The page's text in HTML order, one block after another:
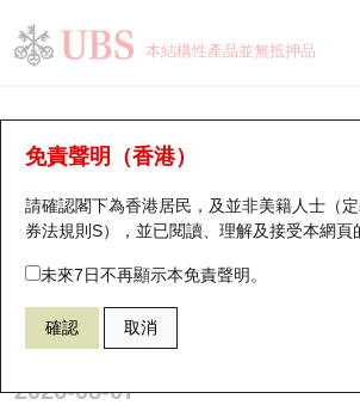
本結構性產品並無抵押品
免責聲明（香港）
請確認閣下為香港居民，及並非美籍人士（
券法規則S），並已閱讀、理解及接受本網頁
未來7日不再顯示本免責聲明。
確認 取消
認股證分析儀
表現 街貨統計 比較
15872 瑞銀認購 3750 寧德時
2026-08-07
瑞銀認股證一覽
新發行瑞銀認股證
即將到期認股證
認股證到期結算價查詢
認股證分析儀
街貨統計
比較
牛熊全景快搜
牛熊證搜尋
牛熊證街貨分佈圖
正股牛熊證列表
新發行瑞銀牛熊證
街貨統計
比較
十大升幅/跌幅
十大認股證成交分佈
十天股證佔大市成交
資金流
街貨統計
正股分析儀
二十大活躍股份
恒指成份股
國指成份股
科指成份股
持股比重
顯示所有持股比重
每月輪證大市專題
輪證專欄
講座及教育短片
認股證投資者教育
牛熊證投資者教育